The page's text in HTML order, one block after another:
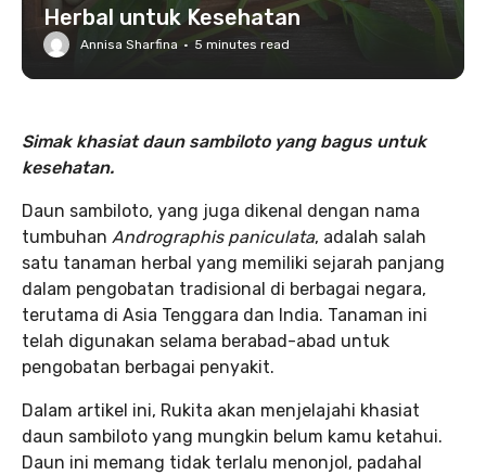
Herbal untuk Kesehatan
Annisa Sharfina · 5 minutes read
Simak khasiat daun sambiloto yang bagus untuk
kesehatan.
Daun sambiloto, yang juga dikenal dengan nama
tumbuhan Andrographis paniculata, adalah salah
satu tanaman herbal yang memiliki sejarah panjang
dalam pengobatan tradisional di berbagai negara,
terutama di Asia Tenggara dan India. Tanaman ini
telah digunakan selama berabad-abad untuk
pengobatan berbagai penyakit.
Dalam artikel ini, Rukita akan menjelajahi khasiat
daun sambiloto yang mungkin belum kamu ketahui.
Daun ini memang tidak terlalu menonjol, padahal